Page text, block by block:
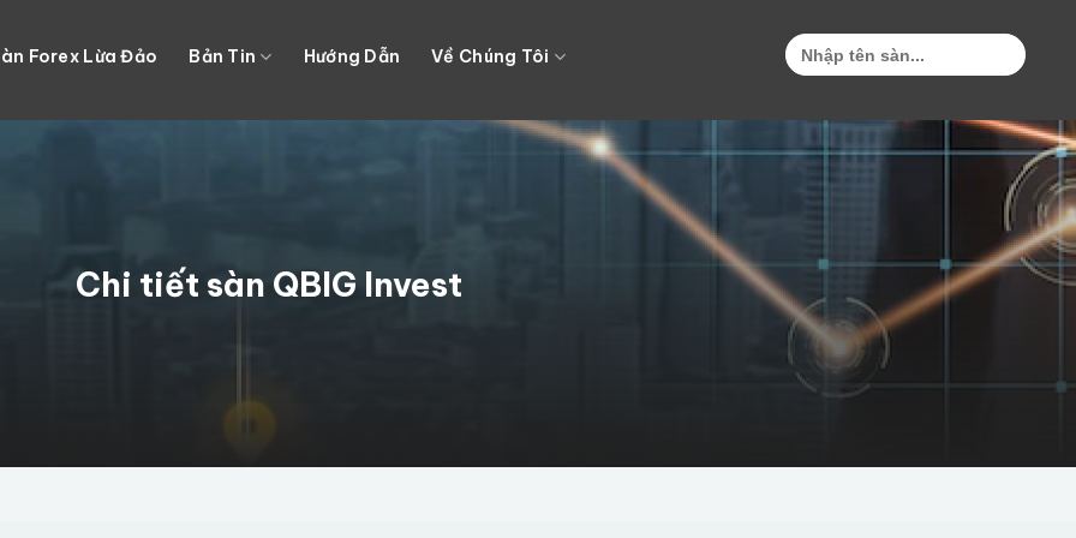
Forex Lừa Đảo Bản Tin Hướng Dẫn Về Chúng Tôi
Search
for:
Chi tiết sàn QBIG Invest